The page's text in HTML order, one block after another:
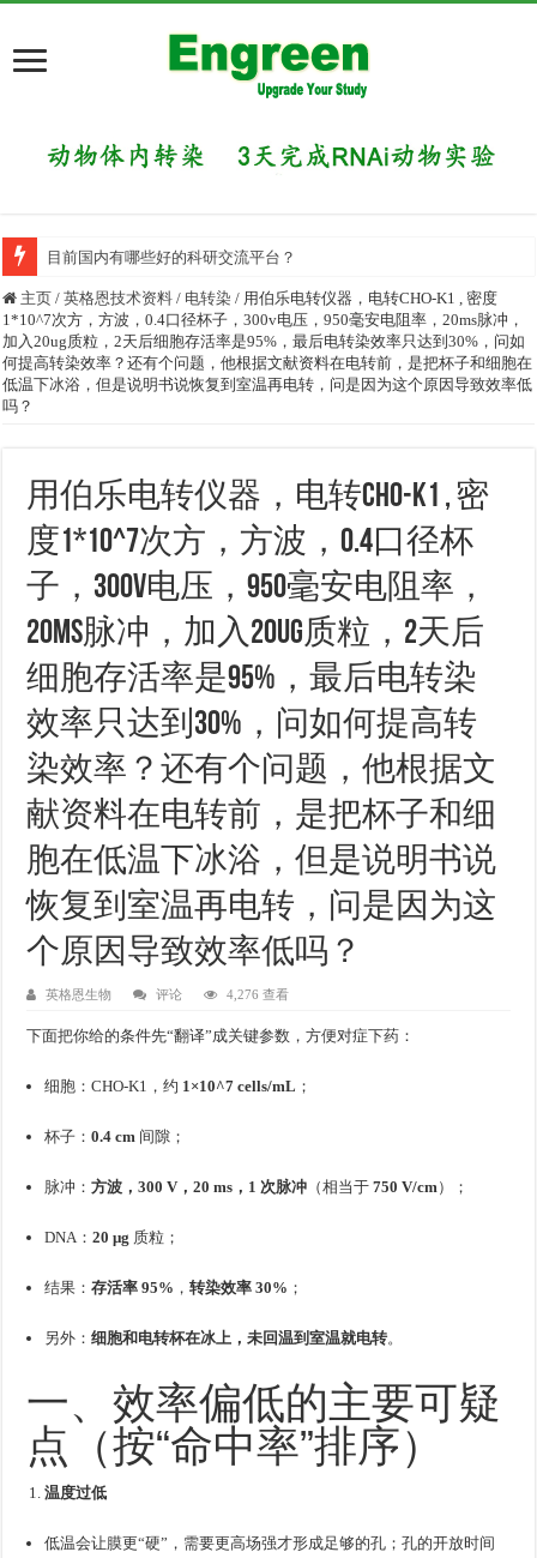
目前国内有哪些好的科研交流平台？
主页 / 英格恩技术资料 / 电转染 / 用伯乐电转仪器，电转CHO-K1 , 密度
1*10^7次方，方波，0.4口径杯子，300v电压，950毫安电阻率，20ms脉冲，
加入20ug质粒，2天后细胞存活率是95%，最后电转染效率只达到30%，问如
何提高转染效率？还有个问题，他根据文献资料在电转前，是把杯子和细胞在
低温下冰浴，但是说明书说恢复到室温再电转，问是因为这个原因导致效率低
吗？
用伯乐电转仪器，电转CHO-K1 , 密
度1*10^7次方，方波，0.4口径杯
子，300v电压，950毫安电阻率，
20ms脉冲，加入20ug质粒，2天后
细胞存活率是95%，最后电转染
效率只达到30%，问如何提高转
染效率？还有个问题，他根据文
献资料在电转前，是把杯子和细
胞在低温下冰浴，但是说明书说
恢复到室温再电转，问是因为这
个原因导致效率低吗？
英格恩生物 评论 4,276 查看
下面把你给的条件先“翻译”成关键参数，方便对症下药：
细胞：CHO-K1，约 1×10^7 cells/mL ；
杯子：0.4 cm 间隙；
脉冲：方波，300 V，20 ms，1 次脉冲 （相当于750 V/cm ）；
DNA：20 μg 质粒；
结果：存活率 95% ，转染效率 30% ；
另外：细胞和电转杯在冰上，未回温到室温就电转。
一、效率偏低的主要可疑
点（按“命中率”排序）
温度过低
低温会让膜更“硬”，需要更高场强才形成足够的孔；孔的开放时间